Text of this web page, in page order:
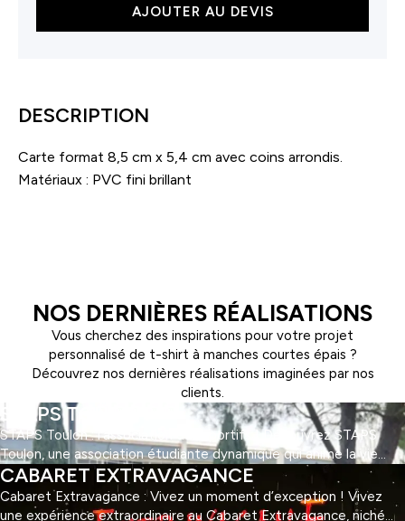
AJOUTER AU DEVIS
DESCRIPTION
Carte format 8,5 cm x 5,4 cm avec coins arrondis.
Matériaux : PVC fini brillant
NOS DERNIÈRES RÉALISATIONS
Vous cherchez des inspirations pour votre projet
personnalisé de t-shirt à manches courtes épais ?
Découvrez nos dernières réalisations imaginées par nos
clients.
STAPS TOULON
STAPS Toulon : l'association des sportifs ! Découvrez STAPS
Toulon, une association étudiante dynamique qui anime la vie
universitaire des sportifs à Toulon ! Engagée dans la promotion
de l'activité physique et du bien-être, elle offre une multitude
d'activités sportives et d'événements pour tous les goûts et
CABARET EXTRAVAGANCE
Cabaret Extravagance : Vivez un moment d’exception ! Vivez
une expérience extraordinaire au Cabaret Extravagance, niché